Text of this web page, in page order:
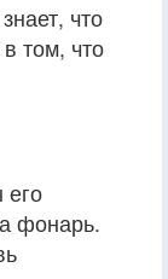
что
том, что
его
фонарь.